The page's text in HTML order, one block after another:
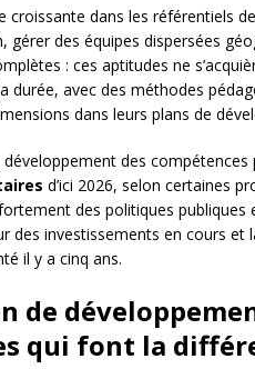
croissante dans les référentiels
gérer des équipes dispersées
: ces aptitudes ne
durée, avec des méthodes
dans leurs plans de
des compétences
d’ici 2026, selon certaines
des politiques
des investissements en cours et
il y a cinq ans.
de
qui font la